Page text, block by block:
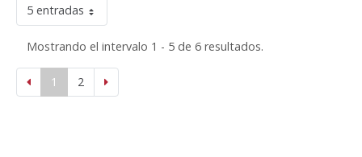
5 entradas
Mostrando el intervalo 1 - 5 de 6 resultados.
1 2